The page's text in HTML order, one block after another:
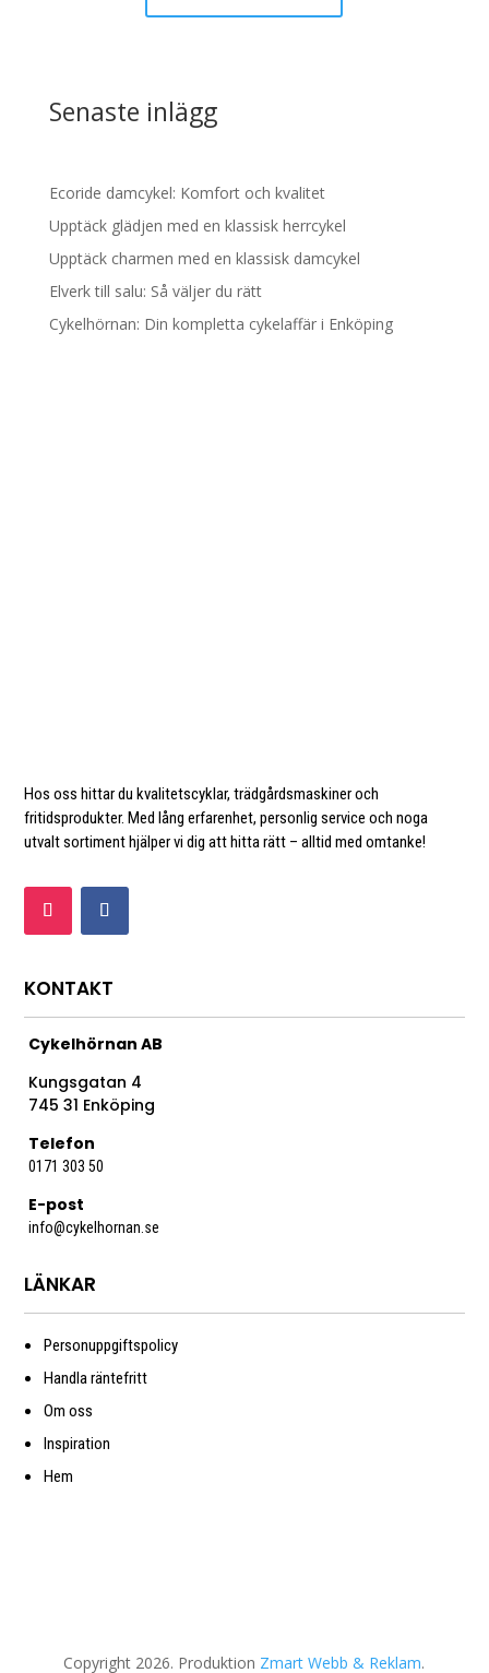
Senaste inlägg
Ecoride damcykel: Komfort och kvalitet
Upptäck glädjen med en klassisk herrcykel
Upptäck charmen med en klassisk damcykel
Elverk till salu: Så väljer du rätt
Cykelhörnan: Din kompletta cykelaffär i Enköping
Hos oss hittar du kvalitetscyklar, trädgårdsmaskiner och
fritidsprodukter. Med lång erfarenhet, personlig service och noga
utvalt sortiment hjälper vi dig att hitta rätt – alltid med omtanke!
KONTAKT
Cykelhörnan AB
Kungsgatan 4
745 31 Enköping
Telefon
0171 303 50
E-post
info@cykelhornan.se
LÄNKAR
Personuppgiftspolicy
Handla räntefritt
Om oss
Inspiration
Hem
Copyright 2026. Produktion Zmart Webb & Reklam.